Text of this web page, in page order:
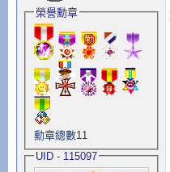
榮譽勳章
勳章總數11
UID - 115097